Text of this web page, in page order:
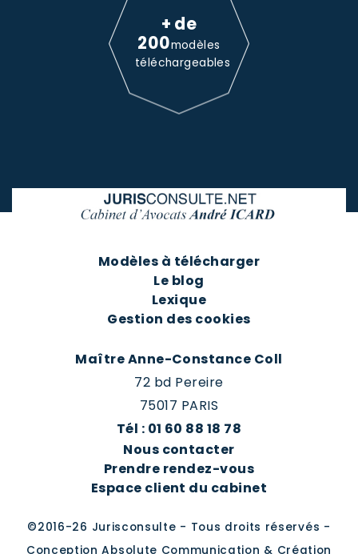
+ de
200modèles
téléchargeables
Modèles à télécharger
Le blog
Lexique
Gestion des cookies
Maître Anne-Constance Coll
72 bd Pereire
75017 PARIS
Tél : 01 60 88 18 78
Nous contacter
Prendre rendez-vous
Espace client du cabinet
©2016-26 Jurisconsulte - Tous droits réservés -
Conception Absolute Communication & Création